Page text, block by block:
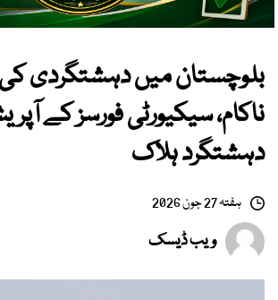
بلوچستان میں دہشتگردی
دہشتگرد ہلاک
ہفتہ 27 جون 2026
ویب ڈیسک